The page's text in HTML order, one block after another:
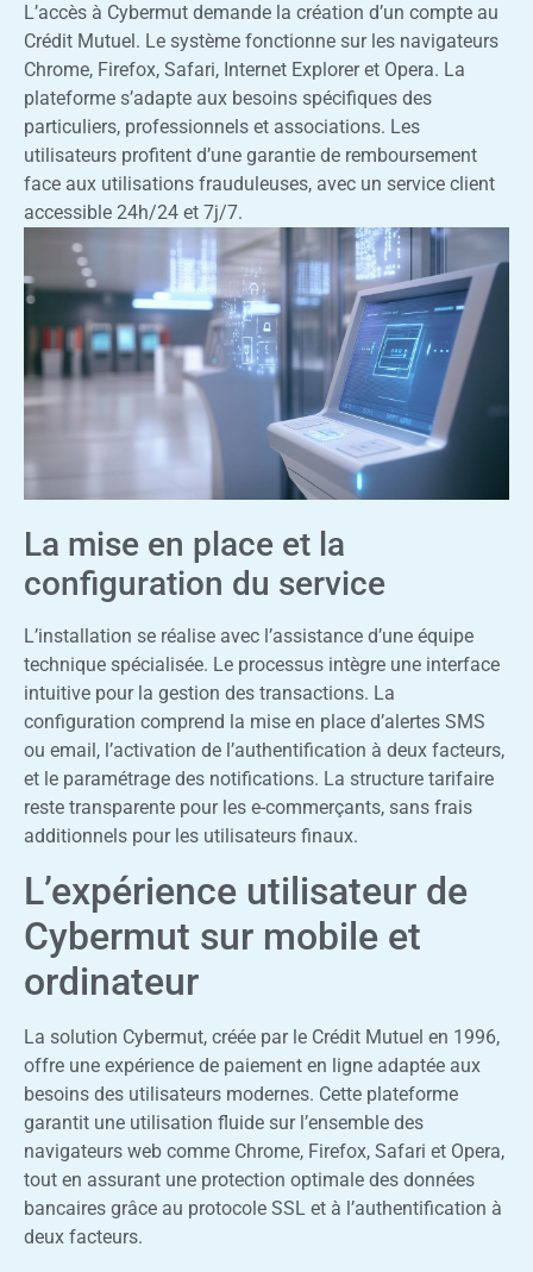
L’accès à Cybermut demande la création d’un compte au
Crédit Mutuel. Le système fonctionne sur les navigateurs
Chrome, Firefox, Safari, Internet Explorer et Opera. La
plateforme s’adapte aux besoins spécifiques des
particuliers, professionnels et associations. Les
utilisateurs profitent d’une garantie de remboursement
face aux utilisations frauduleuses, avec un service client
accessible 24h/24 et 7j/7.
La mise en place et la
configuration du service
L’installation se réalise avec l’assistance d’une équipe
technique spécialisée. Le processus intègre une interface
intuitive pour la gestion des transactions. La
configuration comprend la mise en place d’alertes SMS
ou email, l’activation de l’authentification à deux facteurs,
et le paramétrage des notifications. La structure tarifaire
reste transparente pour les e-commerçants, sans frais
additionnels pour les utilisateurs finaux.
L’expérience utilisateur de
Cybermut sur mobile et
ordinateur
La solution Cybermut, créée par le Crédit Mutuel en 1996,
offre une expérience de paiement en ligne adaptée aux
besoins des utilisateurs modernes. Cette plateforme
garantit une utilisation fluide sur l’ensemble des
navigateurs web comme Chrome, Firefox, Safari et Opera,
tout en assurant une protection optimale des données
bancaires grâce au protocole SSL et à l’authentification à
deux facteurs.